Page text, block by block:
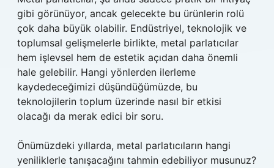
gibi görünüyor, ancak gelecekte bu ürünlerin rolü
çok daha büyük olabilir. Endüstriyel, teknolojik ve
toplumsal gelişmelerle birlikte, metal parlatıcılar
hem işlevsel hem de estetik açıdan daha önemli
hale gelebilir. Hangi yönlerden ilerleme
kaydedeceğimizi düşündüğümüzde, bu
teknolojilerin toplum üzerinde nasıl bir etkisi
olacağı da merak edici bir soru.
Önümüzdeki yıllarda, metal parlatıcıların hangi
yeniliklerle tanışacağını tahmin edebiliyor musunuz?